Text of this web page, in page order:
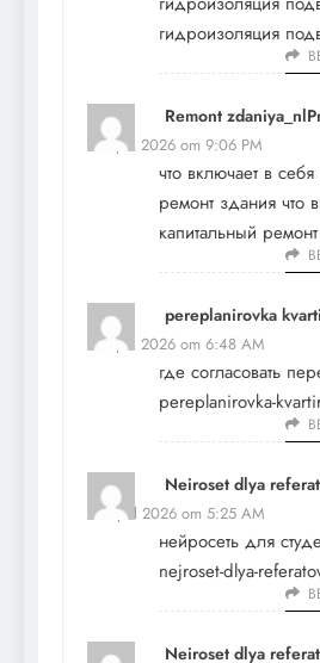
гидроизоляция
Remont
22 april 2026 om 9:06 PM
что включает в
ремонт здания что
капитальный
pereplanirovka
23 april 2026 om 6:48 AM
где согласовать
pereplanirovka-
Neiroset dlya
24 april 2026 om 5:25 AM
нейросеть для
nejroset-dlya-
Neiroset dlya